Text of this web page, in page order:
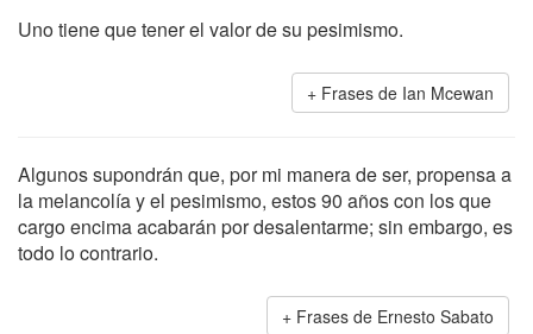
Uno tiene que tener el valor de su pesimismo.
Frases de Ian Mcewan
Algunos supondrán que, por mi manera de ser, propensa a
la melancolía y el pesimismo, estos 90 años con los que
cargo encima acabarán por desalentarme; sin embargo, es
todo lo contrario.
Frases de Ernesto Sabato